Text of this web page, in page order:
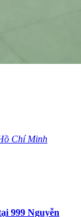
Chí Minh
999 Nguyễn